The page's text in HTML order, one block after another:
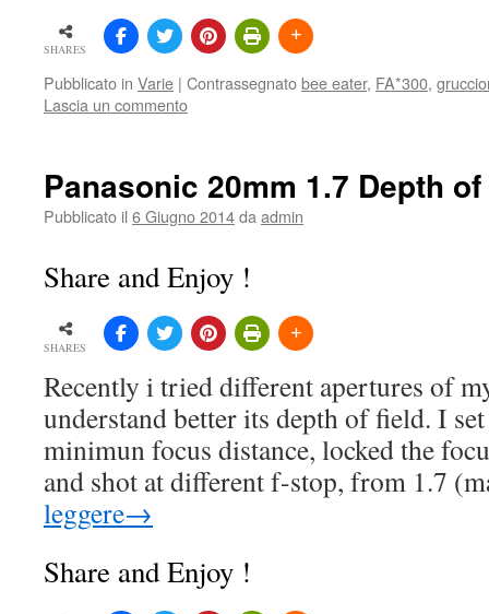
SHARES
Pubblicato in Varie | Contrassegnatobee eater, FA*300,
Lascia un commento
Panasonic 20mm 1.7 Depth
Pubblicato il 6 Giugno 2014da admin
Share and Enjoy !
SHARES
Recently i tried different apertures of
understand better its depth of field. I
minimun focus distance, locked the
and shot at different f-stop, from 1.7
leggere→
Share and Enjoy !